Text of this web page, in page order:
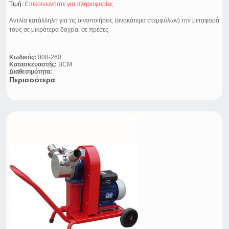
Τιμή: Eπικοινωνήστε για πληροφορίες
Αντλία κατάλληλη για τις οινοποιήσεις (ανακάτεμα στεμφύλων) την μεταφορά
τους σε μικρότερα δοχεία, σε πρέσες
Κωδικός: 008-260
Κατασκευαστής: BCM
Διαθεσιμότητα:
Περισσότερα